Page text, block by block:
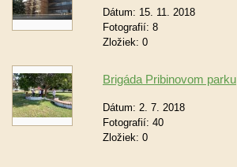
Dátum: 15. 11. 2018
Fotografií: 8
Zložiek: 0
Brigáda Pribinovom parku
Dátum: 2. 7. 2018
Fotografií: 40
Zložiek: 0